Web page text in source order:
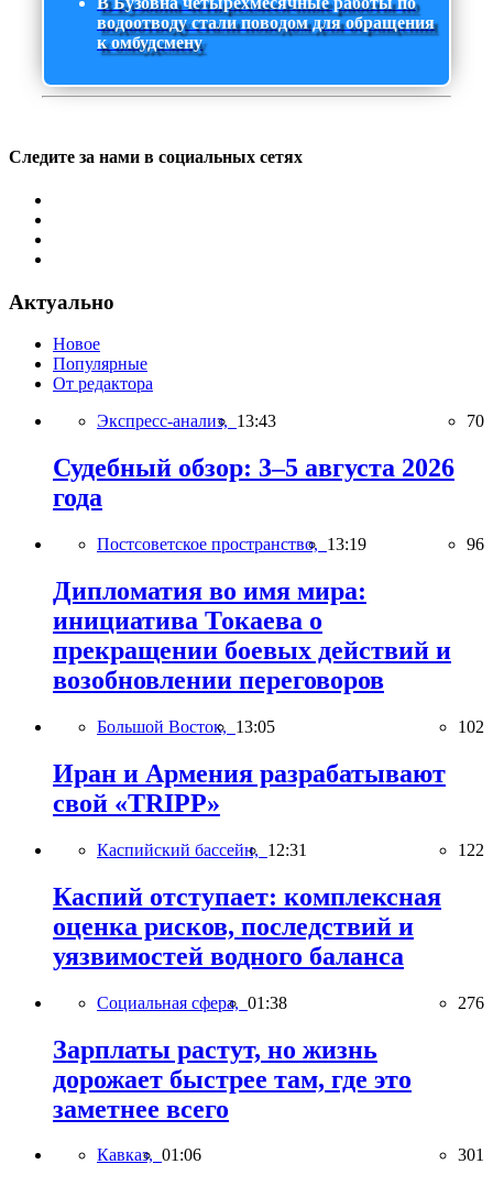
водоотводу стали поводом для обращения
к омбудсмену
Следите за нами в социальных сетях
Актуально
Новое
Популярные
От редактора
Экспресс-анализ, 13:43 70
Судебный обзор: 3–5 августа 2026
года
Постсоветское пространство, 13:19 96
Дипломатия во имя мира:
инициатива Токаева о
прекращении боевых действий и
возобновлении переговоров
Большой Восток, 13:05 102
Иран и Армения разрабатывают
свой «TRIPP»
Каспийский бассейн, 12:31 122
Каспий отступает: комплексная
оценка рисков, последствий и
уязвимостей водного баланса
Социальная сфера, 01:38 276
Зарплаты растут, но жизнь
дорожает быстрее там, где это
заметнее всего
Кавказ, 01:06 301